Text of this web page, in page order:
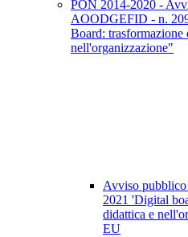
PON 2014-2020 -
AOODGEFID - n.
Board: trasformazione
nell'organizzazione"
Avviso pubblico
2021 'Digital
didattica e
EU